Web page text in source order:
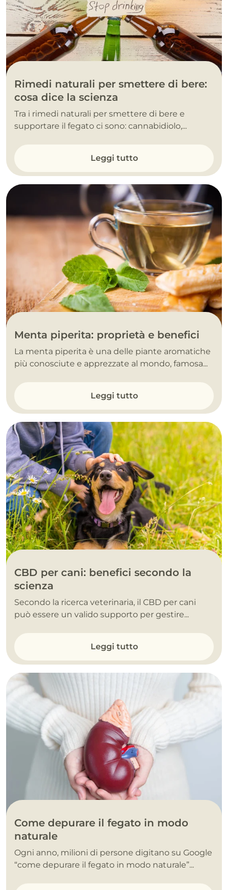
Rimedi naturali per smettere di bere:
cosa dice la scienza
Tra i rimedi naturali per smettere di bere e
supportare il fegato ci sono: cannabidiolo,...
Leggi tutto
Menta piperita: proprietà e benefici
La menta piperita è una delle piante aromatiche
più conosciute e apprezzate al mondo, famosa...
Leggi tutto
CBD per cani: benefici secondo la
scienza
Secondo la ricerca veterinaria, il CBD per cani
può essere un valido supporto per gestire...
Leggi tutto
Come depurare il fegato in modo
naturale
Ogni anno, milioni di persone digitano su Google
“come depurare il fegato in modo naturale”...